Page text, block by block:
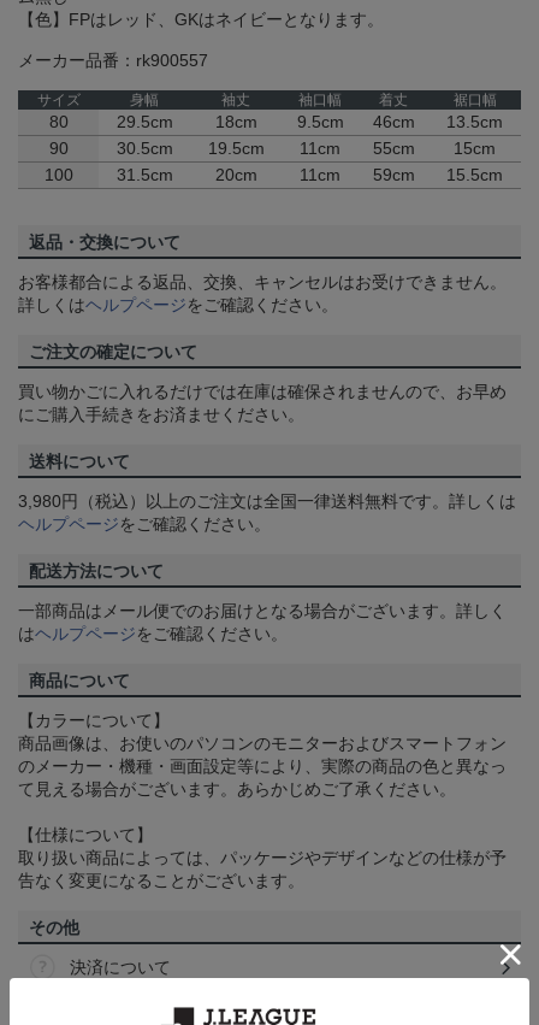
【色】FPはレッド、GKはネイビーとなります。
メーカー品番：rk900557
サイズ 身幅 袖丈 袖口幅 着丈 裾口幅
80 29.5cm 18cm 9.5cm 46cm
13.5cm
90
30.5cm 19.5cm 11cm 55cm
15cm
100
31.5cm 20cm 11cm 59cm 15.5cm
返品・交換について
お客様都合による返品、交換、キャンセルはお受けできません。
詳しくはヘルプページをご確認ください。
ご注文の確定について
買い物かごに入れるだけでは在庫は確保されませんので、お早め
にご購入手続きをお済ませください。
送料について
3,980円（税込）以上のご注文は全国一律送料無料です。詳しくは
ヘルプページをご確認ください。
配送方法について
一部商品はメール便でのお届けとなる場合がございます。詳しく
はヘルプページをご確認ください。
商品について
【カラーについて】
商品画像は、お使いのパソコンのモニターおよびスマートフォン
のメーカー・機種・画面設定等により、実際の商品の色と異なっ
て見える場合がございます。あらかじめご了承ください。
【仕様について】
取り扱い商品によっては、パッケージやデザインなどの仕様が予
告なく変更になることがございます。
その他
決済について
ギフト対応について